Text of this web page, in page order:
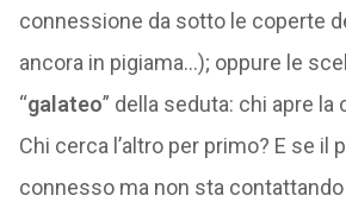
connessione da sotto le coperte
ancora in pigiama…); oppure le
“galateo” della seduta: chi apre
Chi cerca l’altro per primo? E se il
connesso ma non sta